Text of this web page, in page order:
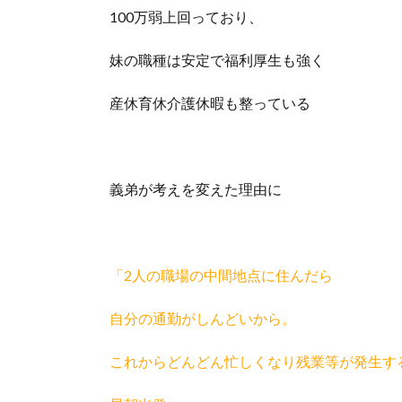
100万弱上回っており、
妹の職種は安定で福利厚生も強く
産休育休介護休暇も整っている
義弟が考えを変えた理由に
「2人の職場の中間地点に住んだら
自分の通勤がしんどいから。
これからどんどん忙しくなり残業等が発生す